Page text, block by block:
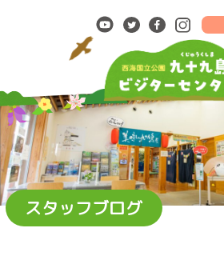
スタッフブログ